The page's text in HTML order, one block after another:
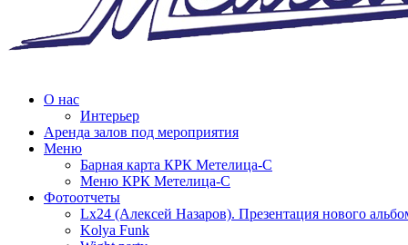
О нас
Интерьер
Аренда залов под мероприятия
Меню
Барная карта КРК Метелица-С
Меню КРК Метелица-С
Фотоотчеты
Lx24 (Алексей Назаров). Презентация нового
Kolya Funk